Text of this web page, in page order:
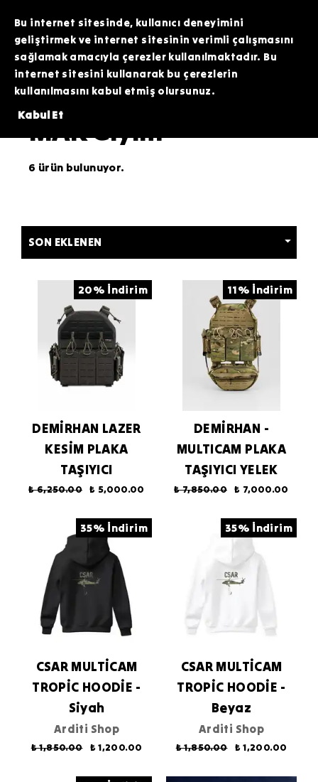
HATTIMIZDAN BİZİMLE İLETİŞİME GEÇEBİLİRSİNİZ. SİZE EN İYİ FIRSATLARI
SUNMAK İÇİN BURADAYIZ!
Bu internet sitesinde, kullanıcı deneyimini
geliştirmek ve internet sitesinin verimli çalışmasını
sağlamak amacıyla çerezler kullanılmaktadır. Bu
internet sitesini kullanarak bu çerezlerin
kullanılmasını kabul etmiş olursunuz.
Kabul Et
MAK Giyim
6 ürün bulunuyor.
20% İndirim
DEMİRHAN LAZER
KESİM PLAKA
TAŞIYICI
₺ 6,250.00 ₺ 5,000.00
11% İndirim
DEMİRHAN -
MULTICAM PLAKA
TAŞIYICI YELEK
₺ 7,850.00 ₺ 7,000.00
35% İndirim
CSAR MULTİCAM
TROPİC HOODİE -
Siyah
Arditi Shop
₺ 1,850.00 ₺ 1,200.00
35% İndirim
CSAR MULTİCAM
TROPİC HOODİE -
Beyaz
Arditi Shop
₺ 1,850.00 ₺ 1,200.00